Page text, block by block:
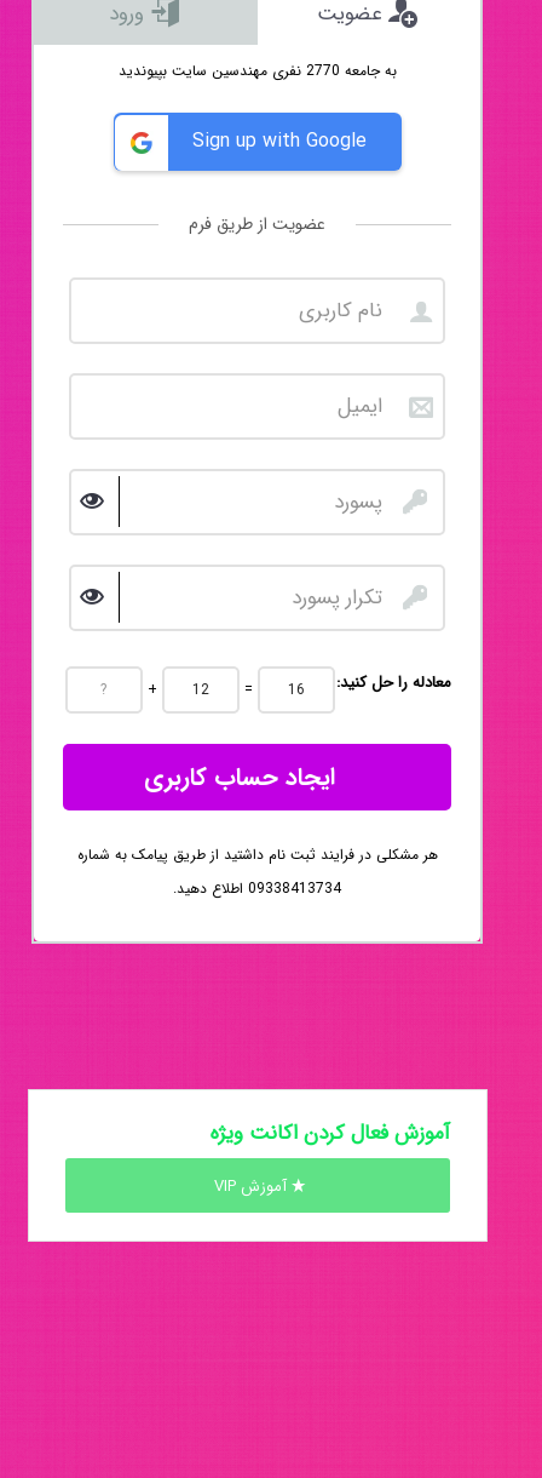
به جامعه 2770 نفری مهندسین سایت بپیوندید
Sign up with Google
عضویت از طریق فرم
:معادله را حل کنید + =
ایجاد حساب کاربری
هر مشکلی در فرایند ثبت نام داشتید از طریق پیامک به شماره
09338413734 اطلاع دهید.
آموزش فعال کردن اکانت ویژه
آموزش VIP